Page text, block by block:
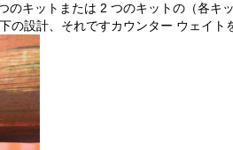
キットまたは 2 つのキットの（各キ
設計、それですカウンター ウェイト